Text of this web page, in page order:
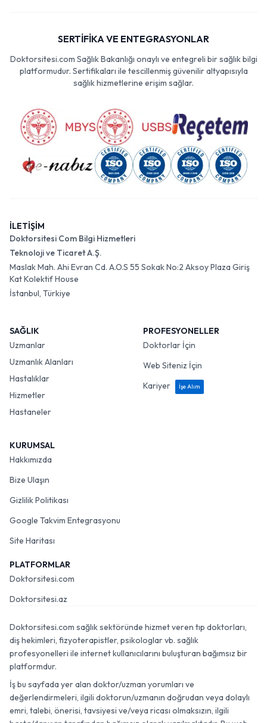
SERTİFİKA VE ENTEGRASYONLAR
Doktorsitesi.com Sağlık Bakanlığı onaylı ve entegreli bir sağlık bilgi
platformudur. Sertifikaları ile tescillenmiş güvenilir altyapısıyla
sağlık hizmetlerine erişim sağlar.
İLETİŞİM
Doktorsitesi Com Bilgi Hizmetleri
Teknoloji ve Ticaret A.Ş.
Maslak Mah. Ahi Evran Cd. A.O.S 55 Sokak No:2 Aksoy Plaza Giriş
Kat Kolektif House
İstanbul, Türkiye
SAĞLIK
Uzmanlar
Uzmanlık Alanları
Hastalıklar
Hizmetler
Hastaneler
PROFESYONELLER
Doktorlar İçin
Web Siteniz İçin
Kariyer
İşe Alım
KURUMSAL
Hakkımızda
Bize Ulaşın
Gizlilik Politikası
Google Takvim Entegrasyonu
Site Haritası
PLATFORMLAR
Doktorsitesi.com
Doktorsitesi.az
Doktorsitesi.com sağlık sektöründe hizmet veren tıp doktorları,
diş hekimleri, fizyoterapistler, psikologlar vb. sağlık
profesyonelleri ile internet kullanıcılarını buluşturan bağımsız bir
platformdur.
İş bu sayfada yer alan doktor/uzman yorumları ve
değerlendirmeleri, ilgili doktorun/uzmanın doğrudan veya dolaylı
emri, talebi, önerisi, tavsiyesi ve/veya ricası olmaksızın, ilgili